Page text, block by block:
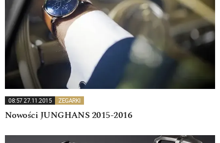
08:57 27.11.2015 ZEGARKI
Nowości JUNGHANS 2015-2016